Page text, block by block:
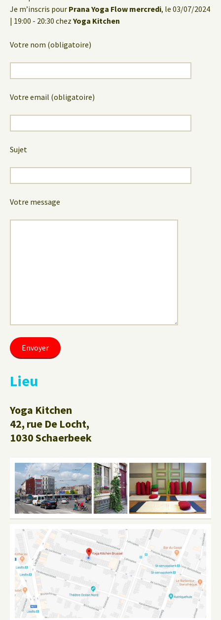
Je m’inscris pour Prana Yoga Flow mercredi, le 03/07/2024
| 19:00 - 20:30 chez Yoga Kitchen
Votre nom (obligatoire)
Votre email (obligatoire)
Sujet
Votre message
Lieu
Yoga Kitchen
42, rue De Locht,
1030 Schaerbeek